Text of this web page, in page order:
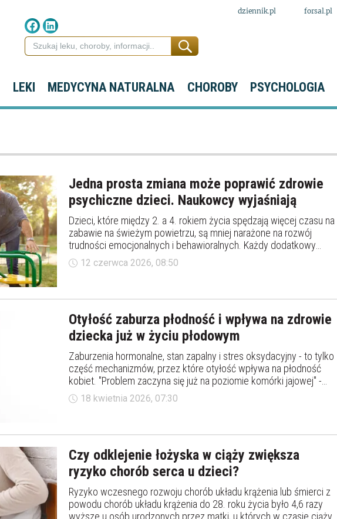
dziennik.pl forsal.pl
LEKI MEDYCYNA NATURALNA CHOROBY PSYCHOLOGIA
Jedna prosta zmiana może poprawić zdrowie
psychiczne dzieci. Naukowcy wyjaśniają
Dzieci, które między 2. a 4. rokiem życia spędzają więcej czasu na
zabawie na świeżym powietrzu, są mniej narażone na rozwój
trudności emocjonalnych i behawioralnych. Każdy dodatkowy
dzień w tygodniu zwiększał o 6–14 proc. szanse na dobry stan
zdrowia psychicznego - zwracają uwagę naukowcy.
12 czerwca 2026, 08:50
Otyłość zaburza płodność i wpływa na zdrowie
dziecka już w życiu płodowym
Zaburzenia hormonalne, stan zapalny i stres oksydacyjny - to tylko
część mechanizmów, przez które otyłość wpływa na płodność
kobiet. "Problem zaczyna się już na poziomie komórki jajowej" -
tłumaczy hab. Agnieszka Kozioł-Kozakowska, dietetyk z UJ CM.
18 kwietnia 2026, 07:30
Czy odklejenie łożyska w ciąży zwiększa
ryzyko chorób serca u dzieci?
Ryzyko wczesnego rozwoju chorób układu krążenia lub śmierci z
powodu chorób układu krążenia do 28. roku życia było 4,6 razy
wyższe u osób urodzonych przez matki, u których w czasie ciąży